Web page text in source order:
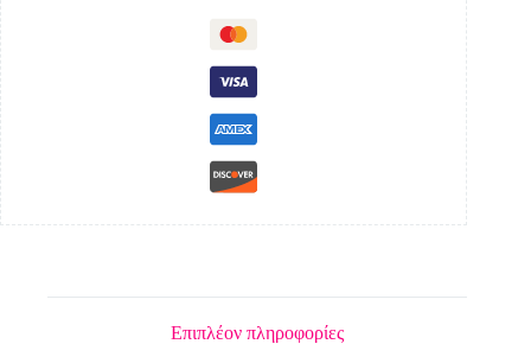
Επιπλέον πληροφορίες